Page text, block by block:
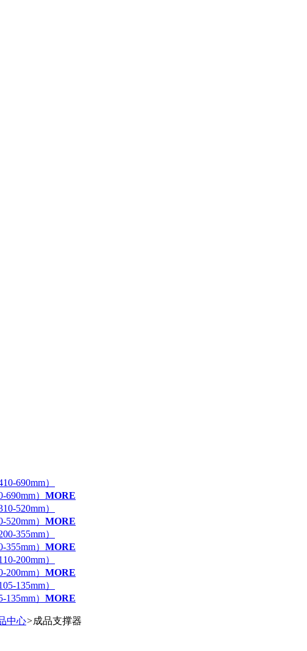
） MORE
） MORE
） MORE
） MORE
） MORE
中心>成品支撑器